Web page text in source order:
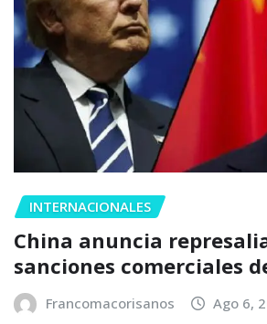
INTERNACIONALES
China anuncia
sanciones comerciales
Francomacorisanos Ago 6,